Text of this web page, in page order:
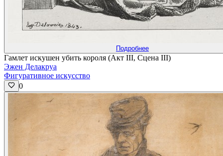
Подробнее
Гамлет искушен убить короля (Акт III, Сцена III)
Эжен Делакруа
Фигуративное искусство
0